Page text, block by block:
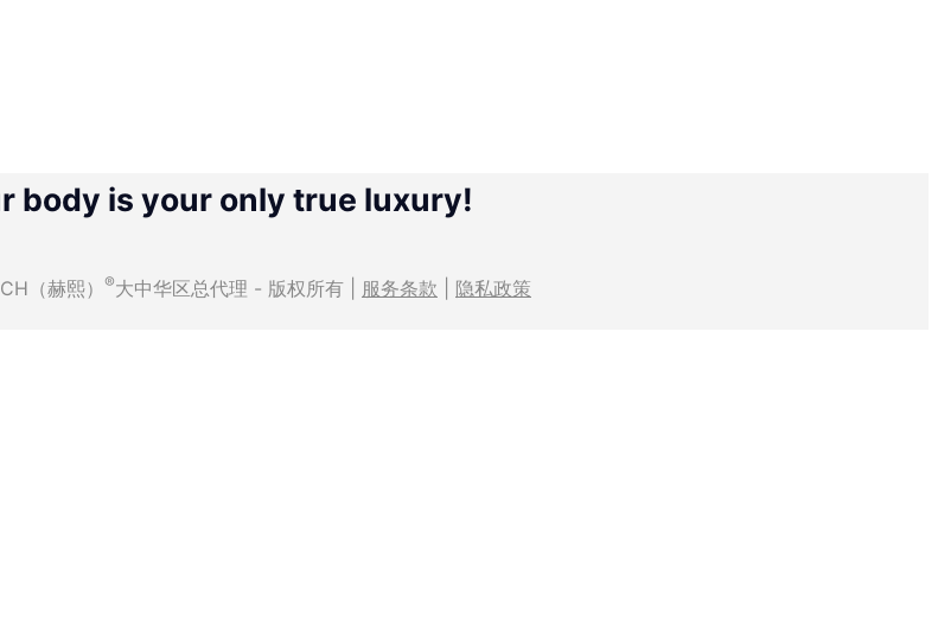
body is your only true luxury!
（赫熙） ®大中华区总代理 - 版权所有 | 服务条款
隐私政策